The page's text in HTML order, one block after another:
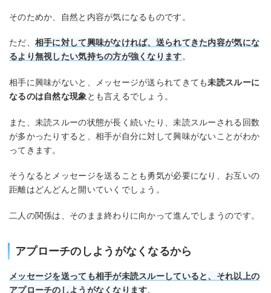
そのためか、自然と内容が気になるものです。
ただ、 相手に対して興味がなければ、送られてきた内容が気にな
るより無視したい気持ちの方が強くなります。
相手に興味がないと、メッセージが送られてきても未読スルーに
なるのは自然な現象 とも言えるでしょう。
また、未読スルーの状態が長く続いたり、未読スルーされる回数
が多かったりすると、相手が自分に対して興味がないことがわか
ってきます。
そうなるとメッセージを送ることも勇気が必要になり、お互いの
距離はどんどんと開いていくでしょう。
二人の関係は、そのまま終わりに向かって進んでしまうのです。
アプローチのしようがなくなるから
メッセージを送っても相手が未読スルーしていると、それ以上の
アプローチのしようがなくなります。